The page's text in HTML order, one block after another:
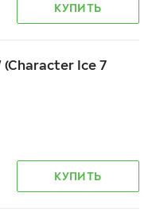
КУПИТЬ
(Character Ice 7
КУПИТЬ